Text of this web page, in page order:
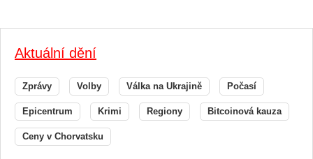
Aktuální dění
Zprávy Volby Válka na Ukrajině Počasí
Epicentrum Krimi Regiony Bitcoinová kauza
Ceny v Chorvatsku